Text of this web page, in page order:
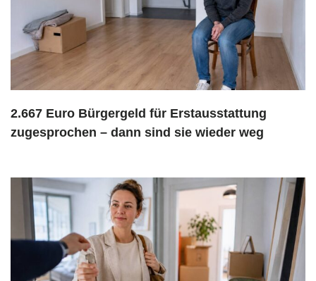
2.667 Euro Bürgergeld für Erstausstattung
zugesprochen – dann sind sie wieder weg